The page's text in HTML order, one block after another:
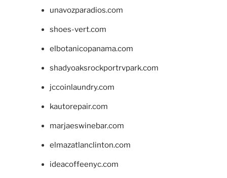
unavozparadios.com
shoes-vert.com
elbotanicopanama.com
shadyoaksrockportrvpark.com
jccoinlaundry.com
kautorepair.com
marjaeswinebar.com
elmazatlanclinton.com
ideacoffeenyc.com